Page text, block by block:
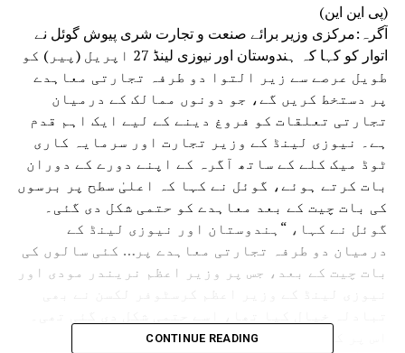
(پی این این)
آگرہ:مرکزی وزیر برائے صنعت و تجارت شری پیوش گوئل نے
اتوار کو کہا کہ ہندوستان اور نیوزی لینڈ 27 اپریل (پیر) کو
طویل عرصے سے زیر التوا دو طرفہ تجارتی معاہدے
پر دستخط کریں گے، جو دونوں ممالک کے درمیان
تجارتی تعلقات کو فروغ دینے کے لیے ایک اہم قدم
ہے۔ نیوزی لینڈ کے وزیر تجارت اور سرمایہ کاری
ٹوڈ میک کلے کے ساتھ آگرہ کے اپنے دورے کے دوران
بات کرتے ہوئے، گوئل نے کہا کہ اعلیٰ سطح پر برسوں
کی بات چیت کے بعد معاہدے کو حتمی شکل دی گئی۔
گوئل نے کہا، “ہندوستان اور نیوزی لینڈ کے
درمیان دو طرفہ تجارتی معاہدے پر… کئی سالوں کی
بات چیت کے بعد، جس پر وزیر اعظم نریندر مودی اور
نیوزی لینڈ کے وزیر اعظم کرسٹوفر لکسن نے بھی
اس پر کل دستخط ہونے جا رہے ہیں۔
CONTINUE READING